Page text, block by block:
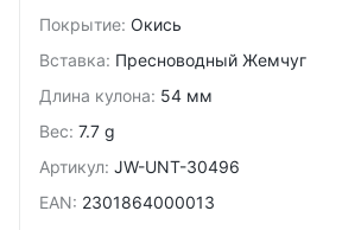
Покрытие: Окись
Вставка: Пресноводный Жемчуг
Длина кулона: 54 мм
Вес: 7.7 g
Артикул: JW-UNT-30496
EAN: 2301864000013